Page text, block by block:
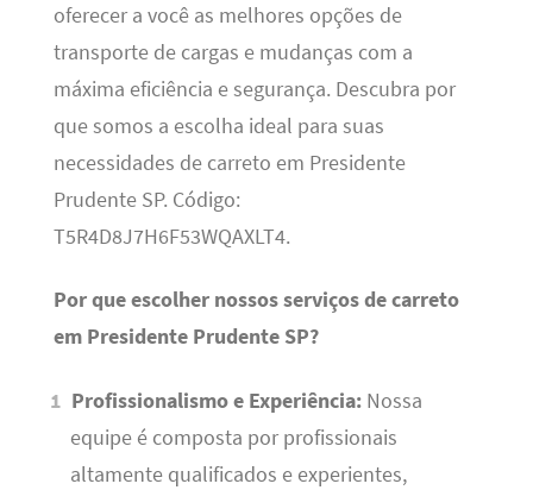
oferecer a você as melhores opções de
transporte de cargas e mudanças com a
máxima eficiência e segurança. Descubra por
que somos a escolha ideal para suas
necessidades de carreto em Presidente
Prudente SP. Código:
T5R4D8J7H6F53WQAXLT4.
Por que escolher nossos serviços de carreto
em Presidente Prudente SP?
Profissionalismo e Experiência: Nossa
equipe é composta por profissionais
altamente qualificados e experientes,